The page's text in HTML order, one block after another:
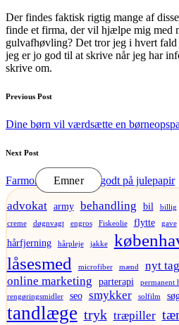
Der findes faktisk rigtig mange af
finde et firma, der vil hjælpe mig med
gulvafhøvling? Det tror jeg i hvert
jeg er jo god til at skrive når jeg har
skrive om.
Post
navigation
Previous Post
Dine børn vil værdsætte en
Next Post
Farmor passede altid godt på julepapir
Emner
advokat army behandling bil billig
creme døgnvagt engros Fiskeolie flytte gave
hårfjerning hårpleje jakke
låsesmed microfiber mænd nyt tag
online marketing parterapi permanent
rengøringsmidler
seo smykker solfilm
tandlæge tryk træpiller